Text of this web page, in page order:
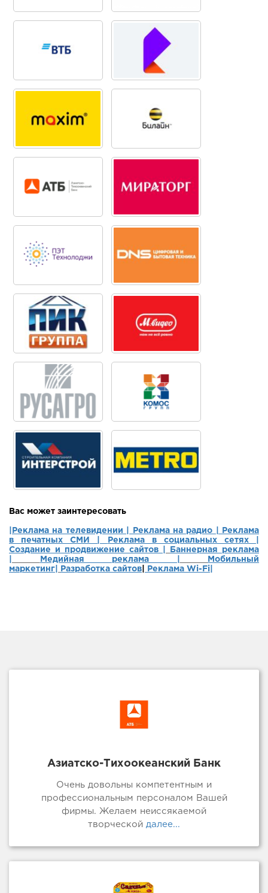
Вас может заинтересовать
|Реклама на телевидении | Реклама на радио |
Реклама
в печатных СМИ |
Реклама в социальных сетях |
Создание и продвижение сайтов
Баннерная реклама
Медийная реклама |
Мобильный
маркетинг
Разработка сайтов Реклама Wi-Fi|
Азиатско-Тихоокеанский Банк
Очень довольны компетентным и
профессиональным персоналом Вашей
фирмы. Желаем неиссякаемой
творческой далее...